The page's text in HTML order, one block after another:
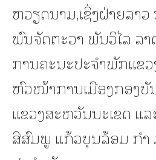
ຫວຽດນາມ,ເຊິ່ງຝ່າຍລາ
ພົນຈັດຕະວາ ພັນວິໄລ ລ
ການຄະນະປະຈຳພັກແຂ
ຫົວໜ້າການເມືອງກອງ
ແຂວງສະຫວັນນະເຂດ ແ
ສີສົມພູ ແກ້ວບຸນລ້ອມ ກຳ